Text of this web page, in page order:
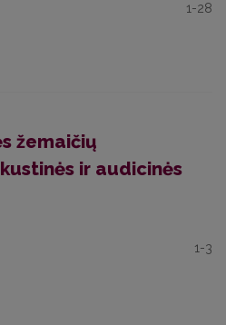
1-28
žemaičių
ir audicinės
1-3